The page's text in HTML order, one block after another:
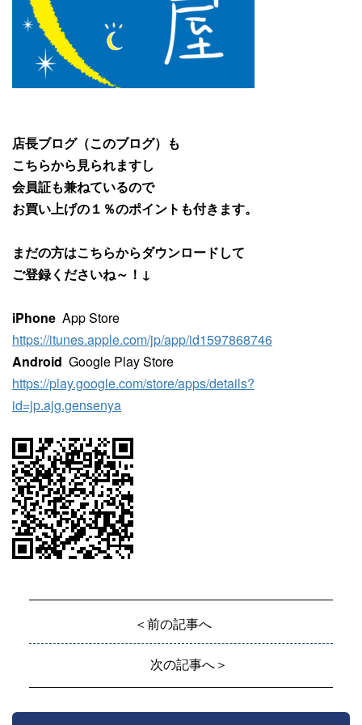
店長ブログ（このブログ）も
こちらから見られますし
会員証も兼ねているので
お買い上げの１％のポイントも付きます。
まだの方はこちらからダウンロードして
ご登録くださいね～！↓
iPhone App Store
https://itunes.apple.com/jp/app/id1597868746
Android Google Play Store
https://play.google.com/store/apps/details?
id=jp.ajg.gensenya
＜前の記事へ
次の記事へ＞